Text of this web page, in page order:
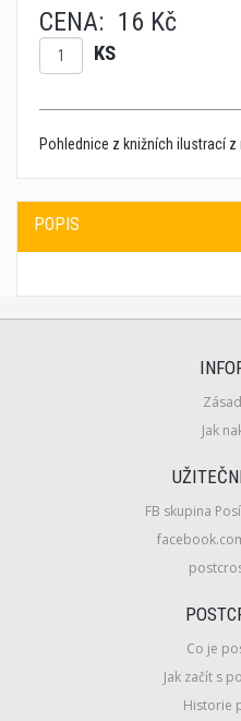
CENA: 16 Kč
KS
Pohlednice z knižních ilustrací
POPIS
Jak
FB skupina
Co je
Jak začít s
Historie